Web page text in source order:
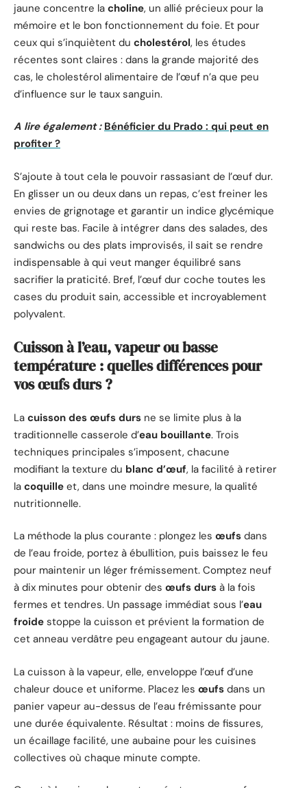
jaune concentre la choline, un allié précieux pour la
mémoire et le bon fonctionnement du foie. Et pour
ceux qui s’inquiètent du cholestérol, les études
récentes sont claires : dans la grande majorité des
cas, le cholestérol alimentaire de l’œuf n’a que peu
d’influence sur le taux sanguin.
A lire également : Bénéficier du Prado : qui peut en
profiter ?
S’ajoute à tout cela le pouvoir rassasiant de l’œuf dur.
En glisser un ou deux dans un repas, c’est freiner les
envies de grignotage et garantir un indice glycémique
qui reste bas. Facile à intégrer dans des salades, des
sandwichs ou des plats improvisés, il sait se rendre
indispensable à qui veut manger équilibré sans
sacrifier la praticité. Bref, l’œuf dur coche toutes les
cases du produit sain, accessible et incroyablement
polyvalent.
Cuisson à l’eau, vapeur ou basse
température : quelles différences pour
vos œufs durs ?
La cuisson des œufs durs ne se limite plus à la
traditionnelle casserole d’eau bouillante. Trois
techniques principales s’imposent, chacune
modifiant la texture du blanc d’œuf, la facilité à retirer
la coquille et, dans une moindre mesure, la qualité
nutritionnelle.
La méthode la plus courante : plongez les œufs dans
de l’eau froide, portez à ébullition, puis baissez le feu
pour maintenir un léger frémissement. Comptez neuf
à dix minutes pour obtenir des œufs durs à la fois
fermes et tendres. Un passage immédiat sous l’eau
froide stoppe la cuisson et prévient la formation de
cet anneau verdâtre peu engageant autour du jaune.
La cuisson à la vapeur, elle, enveloppe l’œuf d’une
chaleur douce et uniforme. Placez les œufs dans un
panier vapeur au-dessus de l’eau frémissante pour
une durée équivalente. Résultat : moins de fissures,
un écaillage facilité, une aubaine pour les cuisines
collectives où chaque minute compte.